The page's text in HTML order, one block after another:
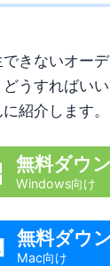
きないオー
どうすればい
紹介します。
無料ダウ
Windows向け
無料ダウ
Mac向け